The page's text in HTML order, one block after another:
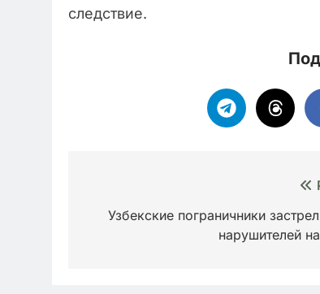
следствие.
Узбекские пограничники
нарушителей